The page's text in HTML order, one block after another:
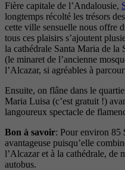
Fière capitale de l’Andalousie,
longtemps récolté les trésors
cette ville sensuelle nous offre
tous ces plaisirs s’ajoutent
la cathédrale Santa Maria de la
(le minaret de l’ancienne
l’Alcazar, si agréables à
Ensuite, on flâne dans le
Maria Luisa (c’est gratuit !)
langoureux spectacle de
Bon à savoir: Pour environ 85
avantageuse puisqu’elle
l’Alcazar et à la cathédrale, de
autobus.